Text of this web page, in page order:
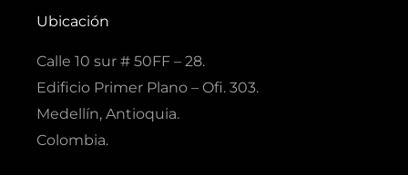
b
o
-
a
g
m
s
a
Ubicación
Calle 10 sur # 50FF – 28.
Edificio Primer Plano – Ofi. 303.
Medellín, Antioquia.
Colombia.